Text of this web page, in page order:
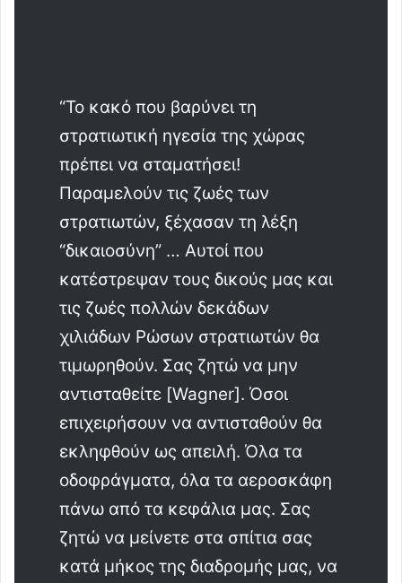
“Το κακό που βαρύνει τη
στρατιωτική ηγεσία της χώρας
πρέπει να σταματήσει!
Παραμελούν τις ζωές των
στρατιωτών, ξέχασαν τη λέξη
“δικαιοσύνη” … Αυτοί που
κατέστρεψαν τους δικούς μας και
τις ζωές πολλών δεκάδων
χιλιάδων Ρώσων στρατιωτών θα
τιμωρηθούν. Σας ζητώ να μην
αντισταθείτε [Wagner]. Όσοι
επιχειρήσουν να αντισταθούν θα
εκληφθούν ως απειλή. Όλα τα
οδοφράγματα, όλα τα αεροσκάφη
πάνω από τα κεφάλια μας. Σας
ζητώ να μείνετε στα σπίτια σας
κατά μήκος της διαδρομής μας, να